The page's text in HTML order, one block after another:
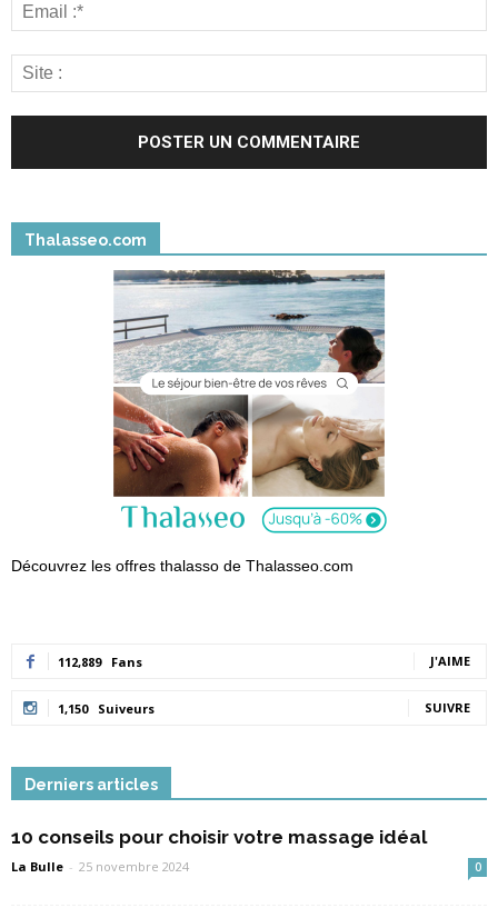
Thalasseo.com
Découvrez les offres thalasso de Thalasseo.com
112,889 Fans J'AIME
1,150 Suiveurs SUIVRE
Derniers articles
10 conseils pour choisir votre massage idéal
La Bulle - 25 novembre 2024 0